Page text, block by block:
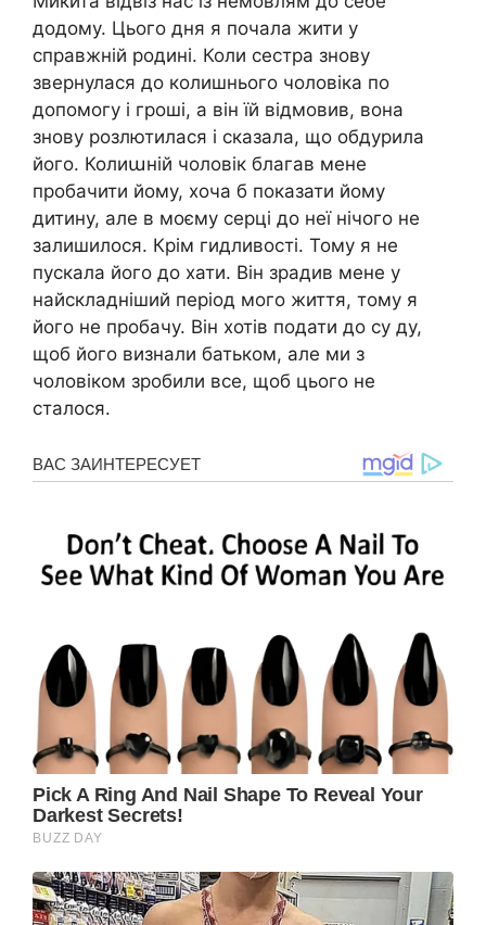
додому. Цього дня я почала жити у
справжній родині. Коли сестра знову
звернулася до колишнього чоловіка по
допомогу і гроші, а він їй відмовив, вона
знову розлютилася і сказала, що обдурила
його. Колиաній чоловік благав мене
пробачити йому, хоча б показати йому
дитину, але в моєму серці до неї нічого не
залишилося. Крім гидливості. Тому я не
пускала його до хати. Він зрадив мене у
найскладніший період мого життя, тому я
його не пробачу. Він хотів подати до су ду,
щоб його визнали батьком, але ми з
чоловіком зробили все, щоб цього не
сталося.